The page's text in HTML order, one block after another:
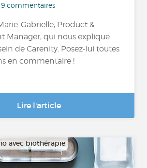
9 commentaires
Gabrielle, Product &
Manager, qui nous explique
de Carenity. Posez-lui toutes
en commentaire !
Lire l'article
avec biothérapie